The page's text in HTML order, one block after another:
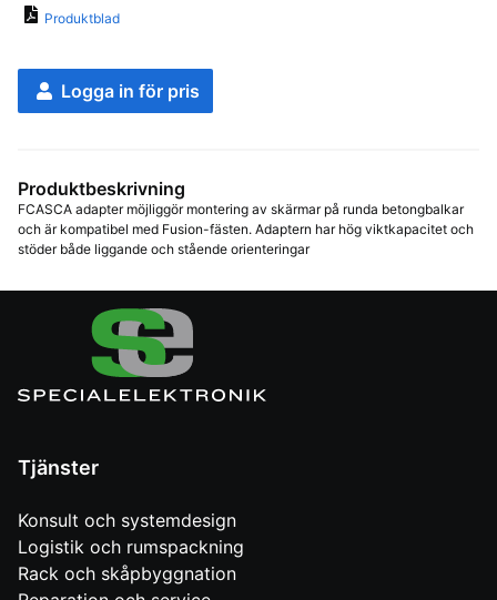
Produktblad
Logga in för pris
Produktbeskrivning
FCASCA adapter möjliggör montering av skärmar på runda betongbalkar
och är kompatibel med Fusion-fästen. Adaptern har hög viktkapacitet och
stöder både liggande och stående orienteringar
Tjänster
Konsult och systemdesign
Logistik och rumspackning
Rack och skåpbyggnation